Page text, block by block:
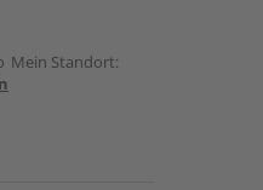
Mein Standort: